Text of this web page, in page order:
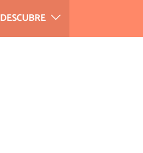
DESCUBRE